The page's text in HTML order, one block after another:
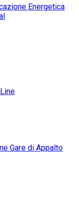
Energetica
Gare di Appalto